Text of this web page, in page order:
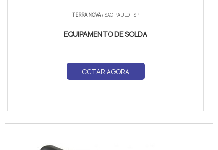
TERRA NOVA/ SÃO PAULO - SP
EQUIPAMENTO DE SOLDA
COTAR AGORA